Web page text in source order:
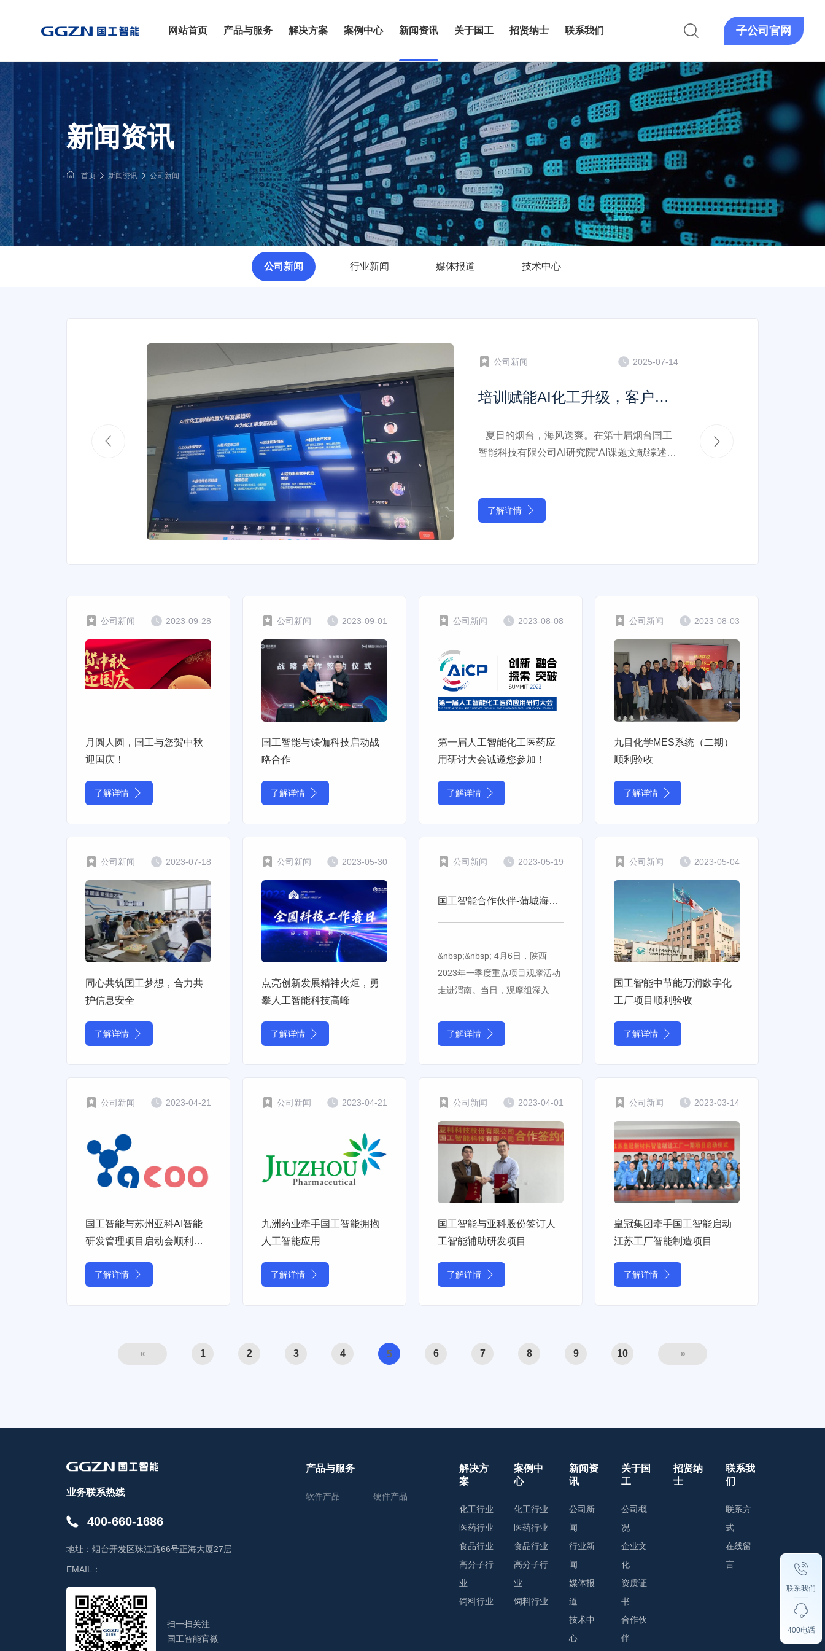
网站首页 产品与服务 解决方案 案例中心 新闻资讯 关于国工 招贤纳士 联系我们 子公司官网
新闻资讯
首页 新闻资讯 公司新闻
公司新闻 行业新闻 媒体报道 技术中心
公司新闻 2025-06-27
探索AI赋能高分子配方设计新未来！
6月9日，第八届烟台国工智能科技有限公司AI
研究院“AI课题文献综述分享茶歇会”成功举
现了国工智能在AI+材
了解详情
公司新闻 2023-09-28
月圆人圆，国工与您贺中秋
迎国庆！
了解详情
公司新闻 2023-09-01
国工智能与镁伽科技启动战
略合作
了解详情
公司新闻 2023-08-08
第一届人工智能化工医药应
用研讨大会诚邀您参加！
了解详情
公司新闻 2023-08-03
九目化学MES系统（二期）
顺利验收
了解详情
公司新闻 2023-07-18
同心共筑国工梦想，合力共
护信息安全
了解详情
公司新闻 2023-05-30
点亮创新发展精神火炬，勇
攀人工智能科技高峰
了解详情
公司新闻 2023-05-19
国工智能合作伙伴-蒲城海泰迎来陕西省专家团队观摩
&nbsp;&nbsp; 4月6日，陕西
2023年一季度重点项目观摩活动
走进渭南。当日，观摩组深入蒲
目等重点项目建设现场进行观
摩。 &nbsp; &nbsp; &nbsp; 作为
来，
了解详情
公司新闻 2023-05-04
国工智能中节能万润数字化
工厂项目顺利验收
了解详情
公司新闻 2023-04-21
国工智能与苏州亚科AI智能
研发管理项目启动会顺利举
了解详情
公司新闻 2023-04-21
九洲药业牵手国工智能拥抱
人工智能应用
了解详情
公司新闻 2023-04-01
国工智能与亚科股份签订人
工智能辅助研发项目
了解详情
公司新闻 2023-03-14
皇冠集团牵手国工智能启动
江苏工厂智能制造项目
了解详情
« 1 2 3 4 5 6 7 8 9 10 »
联系我们
400电话
业务联系热线
400-660-1686
地址： 烟台开发区珠江路66号正海大厦27层
EMAIL：
扫一扫关注
国工智能官微
产品与服务
软件产品 硬件产品
解决方
案
化工行业
医药行业
食品行业
高分子行
业
饲料行业
案例中
心
化工行业
医药行业
食品行业
高分子行
业
饲料行业
新闻资
讯
公司新
闻
行业新
闻
媒体报
道
技术中
心
关于国
工
公司概
况
企业文
化
资质证
书
合作伙
伴
招贤纳
士
联系我
们
联系方
式
在线留
言